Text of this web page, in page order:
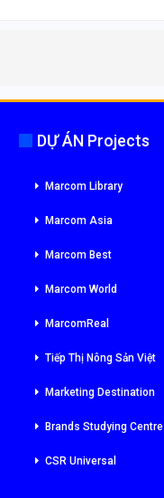
DỰ ÁN Projects
Marcom Library
Marcom Asia
Marcom Best
Marcom World
MarcomReal
Tiếp Thị Nông Sản Việt
Marketing Destination
Brands Studying Centre
CSR Universal